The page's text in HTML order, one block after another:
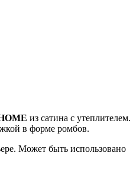
из сатина с утеплителем.
в форме ромбов.
Может быть использовано